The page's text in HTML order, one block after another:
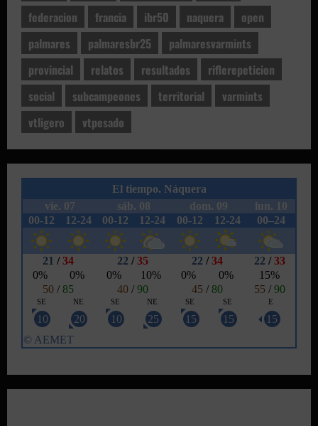
federacion
francia ibr50 naquera
open
palmares
palmaresbr25
palmaresvarmints
provincial
relatos resultados
riflerepeticion
social
subcampeones territorial
varmints
vtligero
vtpesado